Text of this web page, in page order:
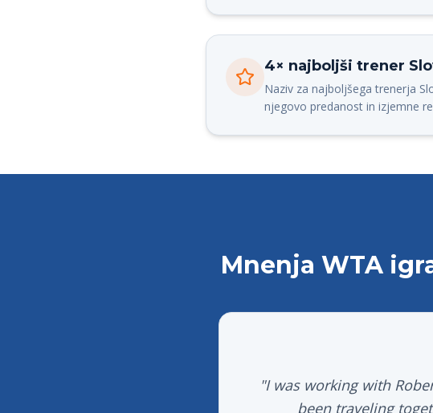
4× najboljši trener
Naziv za najboljšega trenerja
njegovo predanost in izjemne
Mnenja WTA
"I was working with
been traveling